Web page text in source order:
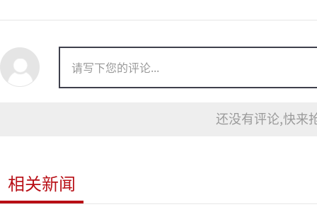
还没有评论,快来
相关新闻